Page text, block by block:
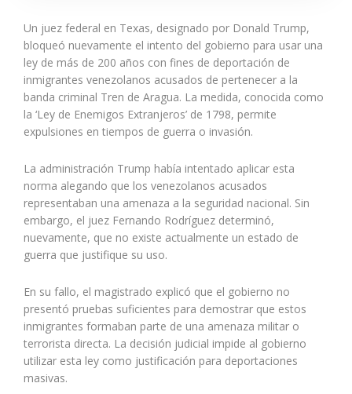
Un juez federal en Texas, designado por Donald Trump,
bloqueó nuevamente el intento del gobierno para usar una
ley de más de 200 años con fines de deportación de
inmigrantes venezolanos acusados de pertenecer a la
banda criminal Tren de Aragua. La medida, conocida como
la ‘Ley de Enemigos Extranjeros’ de 1798, permite
expulsiones en tiempos de guerra o invasión.
La administración Trump había intentado aplicar esta
norma alegando que los venezolanos acusados
representaban una amenaza a la seguridad nacional. Sin
embargo, el juez Fernando Rodríguez determinó,
nuevamente, que no existe actualmente un estado de
guerra que justifique su uso.
En su fallo, el magistrado explicó que el gobierno no
presentó pruebas suficientes para demostrar que estos
inmigrantes formaban parte de una amenaza militar o
terrorista directa. La decisión judicial impide al gobierno
utilizar esta ley como justificación para deportaciones
masivas.